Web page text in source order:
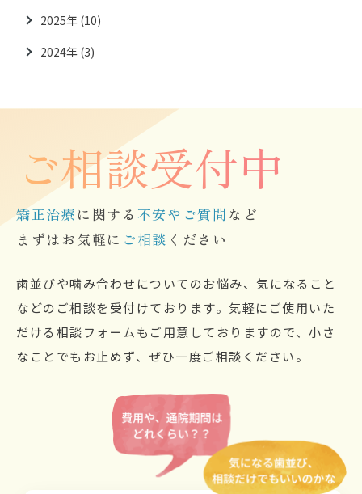
2025年 (10)
2024年 (3)
ご相談受付中
矯正治療 に関する 不安やご質問 など
まずはお気軽に ご相談 ください
歯並びや噛み合わせについてのお悩み、気になること
などのご相談を受付けております。気軽にご使用いた
だける相談フォームもご用意しておりますので、小さ
なことでもお止めず、ぜひ一度ご相談ください。